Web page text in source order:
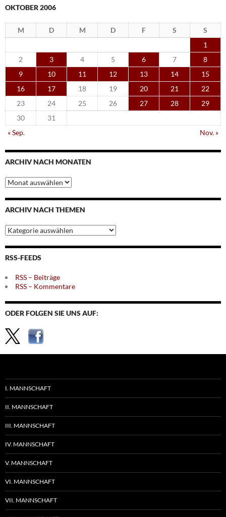
OKTOBER 2006
M D M D F S
S
1
2
3 4 5 6 7
8
9
10 11 12 13 14
15
16
17 18 19 20 21
22
23
24 25 26 27 28
29
30
31
« Sep.
Nov. »
ARCHIV NACH MONATEN
Archiv
nach
Monaten
ARCHIV NACH THEMEN
Archiv
nach
Themen
RSS-FEEDS
RSS – Beiträge
RSS – Kommentare
ODER FOLGEN SIE UNS AUF:
I. MANNSCHAFT
II. MANNSCHAFT
III. MANNSCHAFT
IV. MANNSCHAFT
V. MANNSCHAFT
VI. MANNSCHAFT
VII. MANNSCHAFT